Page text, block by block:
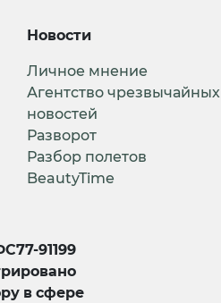
Новости
Личное мнение
Агентство чрезвычайных
новостей
Разворот
Разбор полетов
BeautyTime
91199
в сфере